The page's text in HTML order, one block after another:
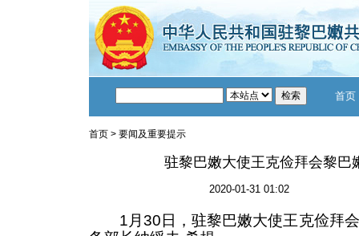
首页
首页 > 要闻及重要提示
驻黎巴嫩大使王克俭拜会黎巴
2020-01-31 01:02
1月30日，驻黎巴嫩大使王克俭拜会